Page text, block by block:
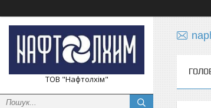
ТОВ "Нафтолхім"